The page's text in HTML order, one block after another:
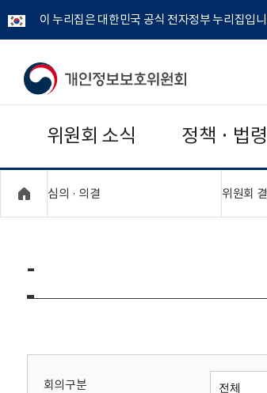
이 누리집은 대한민국 공식 전자정부 누리집입
개
보
보
위
회
위원회 소식 정책 · 법령
심의 · 의결 위원회
-
회의구분